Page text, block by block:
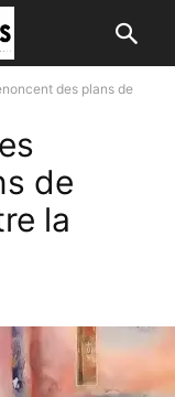
des plans de
de
la